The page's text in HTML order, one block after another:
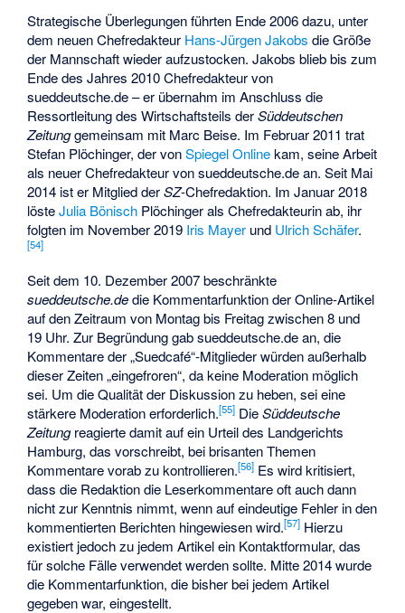
Strategische Überlegungen führten Ende 2006 dazu, unter
dem neuen Chefredakteur Hans-Jürgen Jakobs die Größe
der Mannschaft wieder aufzustocken. Jakobs blieb bis zum
Ende des Jahres 2010 Chefredakteur von
sueddeutsche.de – er übernahm im Anschluss die
Ressortleitung des Wirtschaftsteils derSüddeutschen
Zeitunggemeinsam mit Marc Beise. Im Februar 2011 trat
Stefan Plöchinger, der vonSpiegel Onlinekam, seine Arbeit
als neuer Chefredakteur von sueddeutsche.de an. Seit Mai
2014 ist er Mitglied derSZ-Chefredaktion. Im Januar 2018
lösteJulia Bönisch Plöchinger als Chefredakteurin ab, ihr
folgten im November 2019 Iris Mayer und Ulrich Schäfer.
[54]
Seit dem 10. Dezember 2007 beschränkte
sueddeutsche.dedie Kommentarfunktion der Online-Artikel
auf den Zeitraum von Montag bis Freitag zwischen 8 und
19 Uhr. Zur Begründung gab sueddeutsche.de an, die
Kommentare der „Suedcafé“-Mitglieder würden außerhalb
dieser Zeiten „eingefroren“, da keine Moderation möglich
sei. Um die Qualität der Diskussion zu heben, sei eine
stärkere Moderation erforderlich.[55] DieSüddeutsche
Zeitungreagierte damit auf ein Urteil des Landgerichts
Hamburg, das vorschreibt, bei brisanten Themen
Kommentare vorab zu kontrollieren.[56] Es wird kritisiert,
dass die Redaktion die Leserkommentare oft auch dann
nicht zur Kenntnis nimmt, wenn auf eindeutige Fehler in den
kommentierten Berichten hingewiesen wird.[57] Hierzu
existiert jedoch zu jedem Artikel ein Kontaktformular, das
für solche Fälle verwendet werden sollte. Mitte 2014 wurde
die Kommentarfunktion, die bisher bei jedem Artikel
gegeben war, eingestellt.